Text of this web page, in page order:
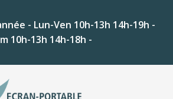
- Lun-Ven 10h-13h 14h-19h -
10h-13h 14h-18h -